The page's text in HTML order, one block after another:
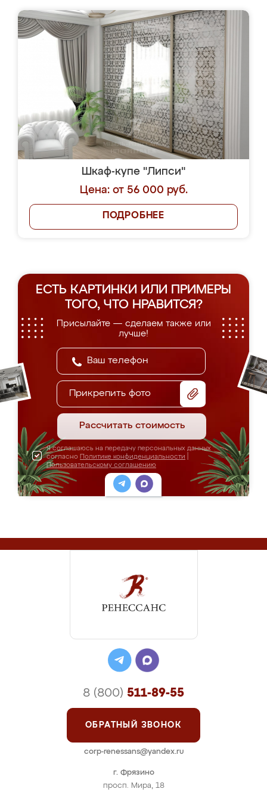
Шкаф-купе "Липси"
Цена: от 56 000 руб.
ПОДРОБНЕЕ
ЕСТЬ КАРТИНКИ ИЛИ ПРИМЕРЫ
ТОГО, ЧТО НРАВИТСЯ?
Присылайте — сделаем также или
лучше!
Прикрепить фото
Рассчитать стоимость
Я соглашаюсь на передачу персональных данных
согласно Политике конфиденциальности
Пользовательскому соглашению
г. Фрязино
просп. Мира, 18
8 (800) 511-89-55
ОБРАТНЫЙ ЗВОНОК
corp-renessans@yandex.ru